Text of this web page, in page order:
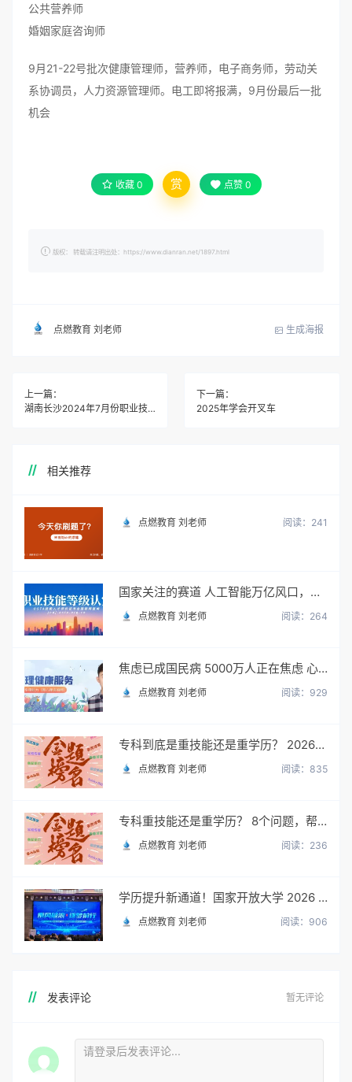
公共营养师
婚姻家庭咨询师
9月21-22号批次健康管理师，营养师，电子商务师，劳动关
系协调员，人力资源管理师。电工即将报满，9月份最后一批
机会
收藏 0 赏 点赞 0
版权： 转载请注明出处：https://www.dianran.net/1897.html
点燃教育 刘老师 生成海报
上一篇：
湖南长沙2024年7月份职业技能鉴定考试
下一篇：
2025年学会开叉车
相关推荐
点燃教育 刘老师 阅读：241
国家关注的赛道 人工智能万亿风口，你站上去了吗？
点燃教育 刘老师 阅读：264
焦虑已成国民病 5000万人正在焦虑 心理咨询师 130万缺口等你填
点燃教育 刘老师 阅读：929
专科到底是重技能还是重学历？ 2026最新数据，说得很清楚了
点燃教育 刘老师 阅读：835
专科重技能还是重学历？ 8个问题，帮你一次性想清楚
点燃教育 刘老师 阅读：236
学历提升新通道！国家开放大学 2026 年官方招生简章正式出炉
点燃教育 刘老师 阅读：906
发表评论 暂无评论